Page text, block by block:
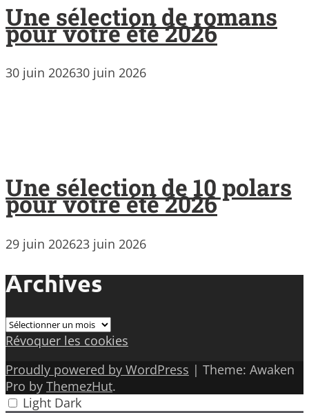
Une sélection de romans
pour votre été 2026
30 juin 202630 juin 2026
Une sélection de 10 polars
pour votre été 2026
29 juin 202623 juin 2026
Archives
Archives
Révoquer les cookies
Proudly powered by WordPress | Theme: Awaken
Pro by ThemezHut.
Light Dark